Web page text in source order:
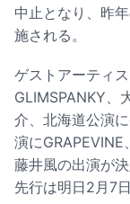
中止となり、昨
施される。
ゲストアーティ
GLIMSPANKY、
介、北海道公演
演に
藤井風の出演が
先行は明日2月7